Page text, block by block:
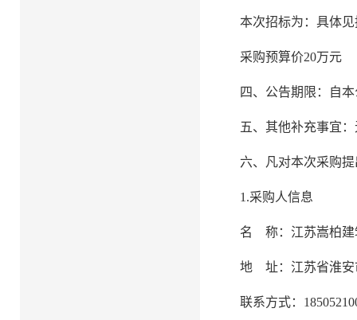
本次招标为：具体
采购预算价20万元
四、公告期限：自
五、其他补充事宜：
六、凡对本次采购
1.采购人信息
名 称：江苏嵩柏
地 址：江苏省淮
联系方式：